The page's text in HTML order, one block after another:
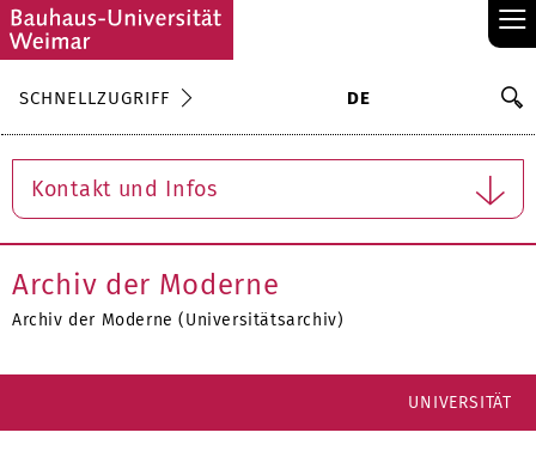
≡
SCHNELLZUGRIFF DE
Kontakt und Infos
Archiv der Moderne
Archiv der Moderne (Universitätsarchiv)
UNIVERSITÄT